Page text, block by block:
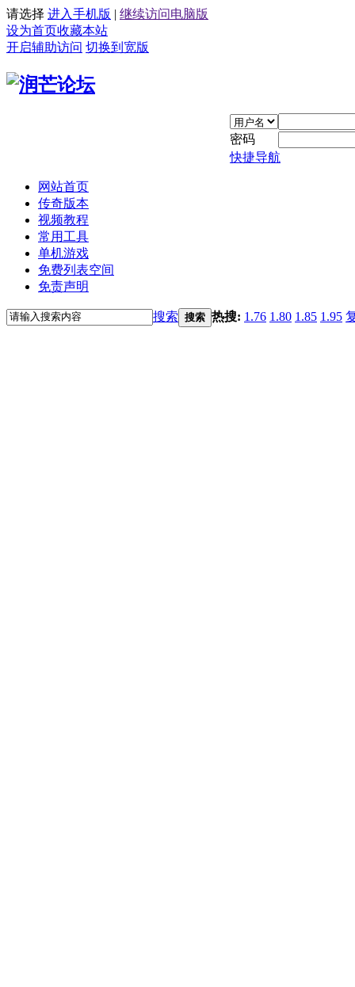
请选择 进入手机版 | 继续访问电脑版
设为首页收藏本站
开启辅助访问 切换到宽版
密码
快捷导航
网站首页
传奇版本
视频教程
常用工具
单机游戏
免费列表空间
免责声明
搜索 搜索 热搜: 1.76 1.80 1.85 1.95